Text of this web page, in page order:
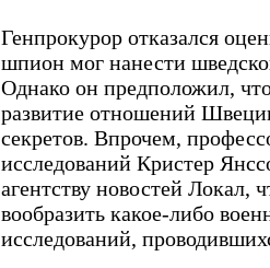
Генпрокурор отказался
шпион мог нанести
Однако он предположил,
развитие отношений
секретов. Впрочем,
исследований Кристер
агентству новостей Локал,
вообразить какое-либо
исследований,